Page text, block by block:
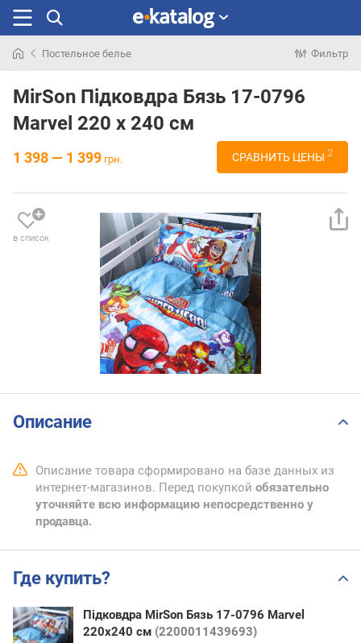
раньше
Постельное белье Фильтр
MirSon Підковдра Бязь 17-0796
Marvel 220 x 240 см
1 398 — 1 399 грн. СРАВНИТЬ ЦЕНЫ 2
в список
Описание
Описание товара сформировано на базе данных из
интернет-магазинов. Перед покупкой обязательно
уточняйте всю информацию непосредственно у
продавца.
Где купить?
Підковдра MirSon Бязь 17-0796 Marvel
220х240 см (2200011439693)